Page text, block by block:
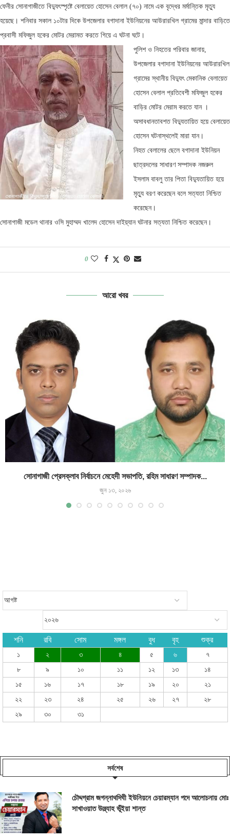
ফেনীর সোনাগাজীতে বিদ্যুৎস্পৃষ্টে বেলায়েত হোসেন বেলাল (৭০) নামে এক বৃদ্ধের মর্মান্তিক মৃত্যু
হয়েছে। শনিবার সকাল ১০টার দিকে উপজেলার বগাদানা ইউনিয়নের আউরারখিল গ্রামের মান্দার বাড়িতে
প্রবাসী মফিজুল হকের মোটর মেরামত করতে গিয়ে এ ঘটনা ঘটে।
পুলিশ ও নিহতের পরিবার জানায়,
উপজেলার বগাদানা ইউনিয়নের আউরারখিল
গ্রামের স্থানীয় বিদ্যুৎ মেকানিক বেলায়েত
হোসেন বেলাল প্রতিবেশী মফিজুল হকের
বাড়ির মোটর মেরাম করতে যান ।
অসাবধানতাবশত বিদ্যুতায়িত হয়ে বেলায়েত
হোসেন ঘটনাস্থলেই মারা যান।
নিহত বেলালের ছেলে বগাদানা ইউনিয়ন
ছাত্রদলের সাধারণ সম্পাদক নজরুল
ইসলাম বাবলু তার পিতা বিদ্যুতায়িত হয়ে
মৃত্যু বরণ করেছেন বলে সত্যতা নিশ্চিত
করেছেন।
সোনাগাজী মডেল থানার ওসি মুহাম্মদ খালেদ হোসেন দাইয়্যান ঘটনার সত্যতা নিশ্চিত করেছেন।
0
আরো খবর
সোনাগাজী প্রেসক্লাব নির্বাচনে মেহেদী সভাপতি, রহিম সাধারণ সম্পাদক...
জুন ১৩, ২০২৬
শনি রবি সোম মঙ্গল বুধ বৃহ শুক্র
১ ২ ৩ ৪ ৫ ৬
৭
৮
৯ ১০ ১১ ১২ ১৩
১৪
১৫
১৬ ১৭ ১৮ ১৯ ২০
২১
২২
২৩ ২৪ ২৫ ২৬ ২৭
২৮
২৯
৩০ ৩১
সর্বশেষ
চৌদ্দগ্রাম জগন্নাথদিঘী ইউনিয়নে চেয়ারম্যান পদে আলোচনায় মোঃ
সাখাওয়াত উল্ল্যাহ ভূঁইয়া শান্ত